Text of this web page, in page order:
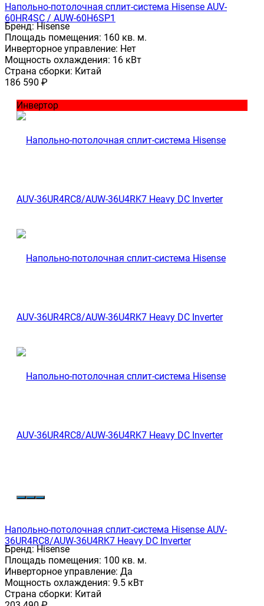
Напольно-потолочная сплит-система Hisense AUV-
60HR4SC / AUW-60H6SP1
Бренд:Hisense
Площадь помещения: 160 кв. м.
Инверторное управление: Нет
Мощность охлаждения: 16 кВт
Страна сборки: Китай
186 590 ₽
Инвертор
Напольно-потолочная сплит-система Hisense AUV-
36UR4RC8/AUW-36U4RK7 Heavy DC Inverter
Бренд:Hisense
Площадь помещения: 100 кв. м.
Инверторное управление: Да
Мощность охлаждения: 9.5 кВт
Страна сборки: Китай